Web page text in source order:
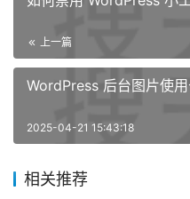
上一篇
WordPress 后台图片使
2025-04-21 15:43:18
相关推荐